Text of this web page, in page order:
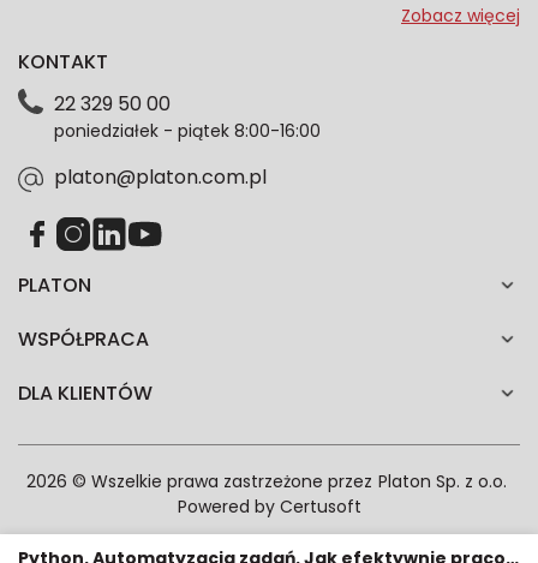
Python. Automatyzacja zadań. Jak efektywnie pracować z danymi, arkuszami Excela, raportami i e-mailami
przeze mnie adres e-mail informacje marketingowe
dotyczące danych osobowych znajdziesz w naszej
każdym czasie. Wycofanie zgody nie wpłynie na
zgodność z prawem przetwarzania dokonanego przed
Zobacz więcej
PLATON
WSPÓŁPRACA
DLA KLIENTÓW
KONTAKT
22 329 50 00
poniedziałek - piątek 8:00-16:00
platon@platon.com.pl
2026 © Wszelkie prawa zastrzeżone przez Platon Sp. z o.o.
Powered by Certusoft